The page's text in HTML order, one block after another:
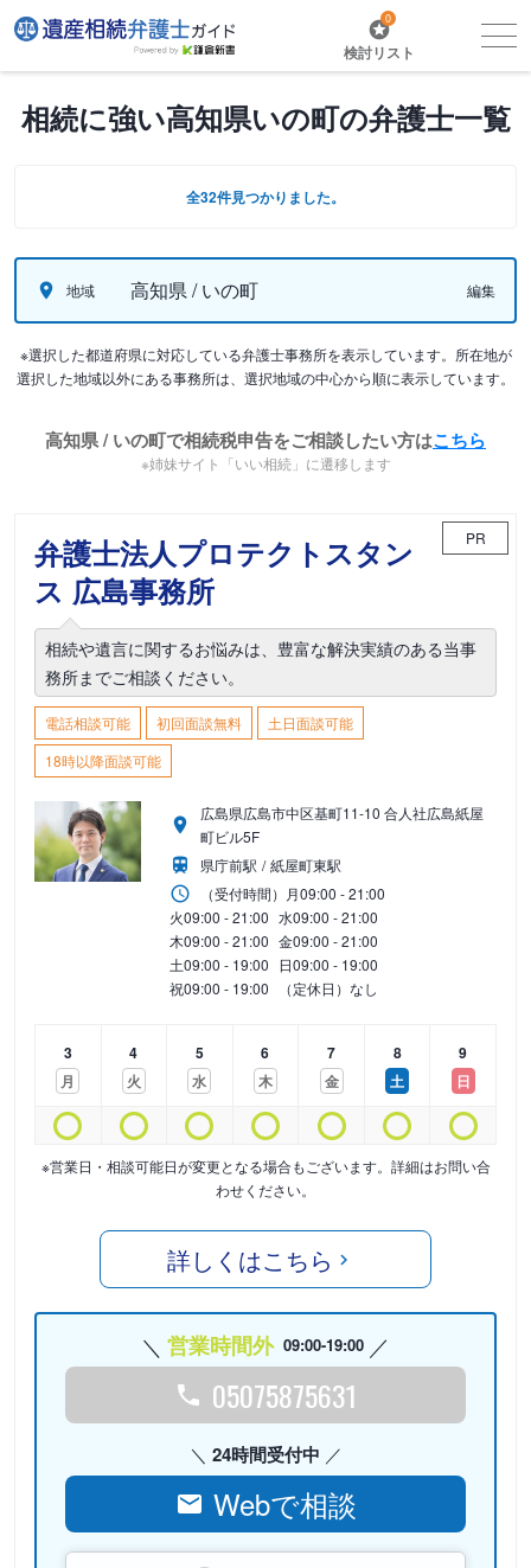
0
検討リスト
相続に強い高知県いの町の弁護士一覧
全32件見つかりました。
地域 高知県 / いの町 編集
※選択した都道府県に対応している弁護士事務所を表示しています。所在地が
選択した地域以外にある事務所は、選択地域の中心から順に表示しています。
高知県 / いの町で相続税申告をご相談したい方はこちら
※姉妹サイト「いい相続」に遷移します
弁護士法人プロテクトスタン
ス 広島事務所
PR
相続や遺言に関するお悩みは、豊富な解決実績のある当事
務所までご相談ください。
電話相談可能 初回面談無料
土日面談可能
18時以降面談可能
広島県広島市中区基町11-10 合人社広島紙屋
町ビル5F
県庁前駅
紙屋町東駅
（受付時間） 月09:00 - 21:00
火09:00 - 21:00 水09:00 - 21:00
木09:00 - 21:00 金09:00 - 21:00
土09:00 - 19:00 日09:00 - 19:00
祝09:00 - 19:00 （定休日）なし
3
月
4
火
5
水
6
木
7
金
8
土
9
日
※営業日・相談可能日が変更となる場合もございます。詳細はお問い合
わせください。
詳しくはこちら
営業時間外 09:00-19:00
05075875631
24時間受付中
Webで相談